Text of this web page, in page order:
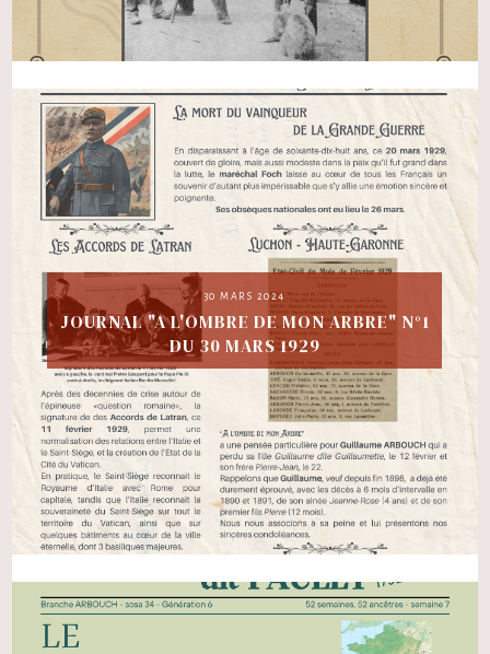
30 MARS 2024
JOURNAL "A L'OMBRE DE MON ARBRE" N°1
DU 30 MARS 1929